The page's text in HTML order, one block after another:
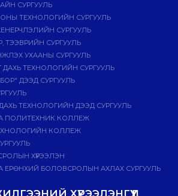
СУРГУУЛЬ
ТЕХНОЛОГИЙН СУРГУУЛЬ
СУРГУУЛЬ
ТЭЭВРИЙН СУРГУУЛЬ
УХААНЫ СУРГУУЛЬ
ДАХЬ ТЕХНОЛОГИЙН СУРГУУЛЬ
ДЭЭД СУРГУУЛЬ
ТЕХНОЛОГИЙН ДЭЭД СУРГУУЛЬ
ПОЛИТЕХНИК КОЛЛЕЖ
КОЛЛЕЖ
ХҮРЭЭЛЭН
ЕРӨНХИЙ БОЛОВСРОЛЫН АХЛАХ СУРГУУЛЬ